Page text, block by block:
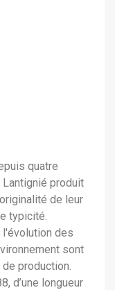
quatre
produit
de leur
typicité.
des
sont
production.
d’une longueur